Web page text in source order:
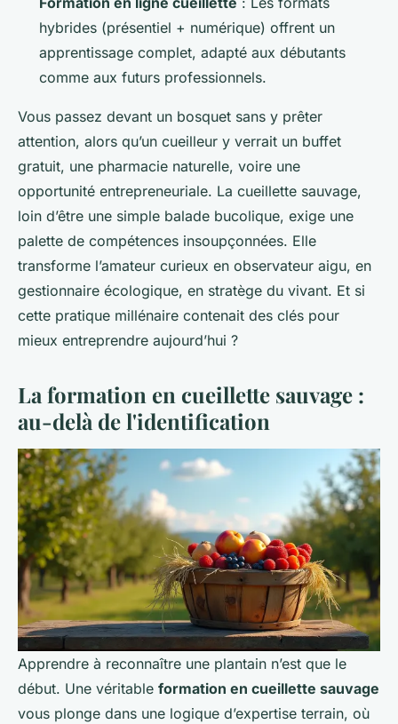
hybrides (présentiel + numérique) offrent un
apprentissage complet, adapté aux débutants
comme aux futurs professionnels.
Vous passez devant un bosquet sans y prêter
attention, alors qu’un cueilleur y verrait un buffet
gratuit, une pharmacie naturelle, voire une
opportunité entrepreneuriale. La cueillette sauvage,
loin d’être une simple balade bucolique, exige une
palette de compétences insoupçonnées. Elle
transforme l’amateur curieux en observateur aigu, en
gestionnaire écologique, en stratège du vivant. Et si
cette pratique millénaire contenait des clés pour
mieux entreprendre aujourd’hui ?
La formation en cueillette sauvage :
au-delà de l'identification
Apprendre à reconnaître une plantain n’est que le
début. Une véritable formation en cueillette sauvage
vous plonge dans une logique d’expertise terrain, où